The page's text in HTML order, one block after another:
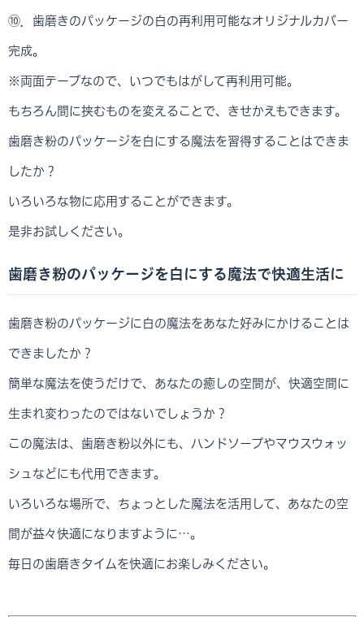
⑩．歯磨きのパッケージの白の再利用可能なオリジナルカバー
完成。
※両面テープなので、いつでもはがして再利用可能。
もちろん間に挟むものを変えることで、きせかえもできます。
歯磨き粉のパッケージを白にする魔法を習得することはできま
したか？
いろいろな物に応用することができます。
是非お試しください。
歯磨き粉のパッケージを白にする魔法で快適生活に
歯磨き粉のパッケージに白の魔法をあなた好みにかけることは
できましたか？
簡単な魔法を使うだけで、あなたの癒しの空間が、快適空間に
生まれ変わったのではないでしょうか？
この魔法は、歯磨き粉以外にも、ハンドソープやマウスウォッ
シュなどにも代用できます。
いろいろな場所で、ちょっとした魔法を活用して、あなたの空
間が益々快適になりますように…。
毎日の歯磨きタイムを快適にお楽しみください。